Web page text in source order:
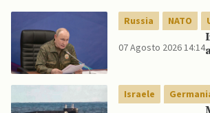
Russia NATO
07 Agosto 2026 14:14
Israele